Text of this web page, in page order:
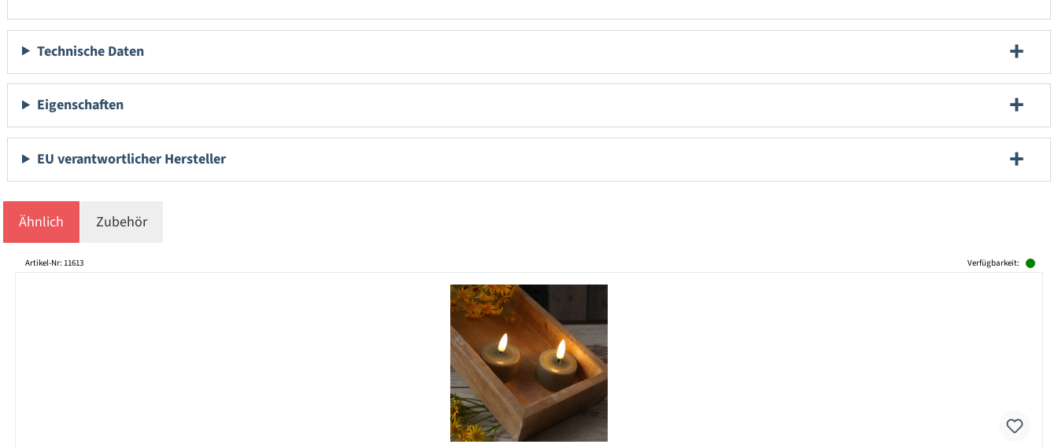
Technische Daten
Eigenschaften
EU verantwortlicher Hersteller
Ähnlich Zubehör
Produktgalerie überspringen
Artikel-Nr: 11613 Verfügbarkeit: